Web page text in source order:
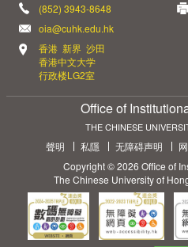
(852) 3943-8648
oia@cuhk.edu.hk
香港 新界 沙田
香港中文大学
行政楼LG2室
Office of
THE CHINESE
聲明 私隱 无障碍声明
Copyright © 2026 Office of
The Chinese University of